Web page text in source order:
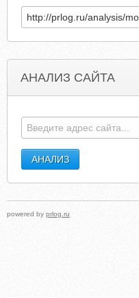
АНАЛИЗ САЙТА
powered by prlog.ru